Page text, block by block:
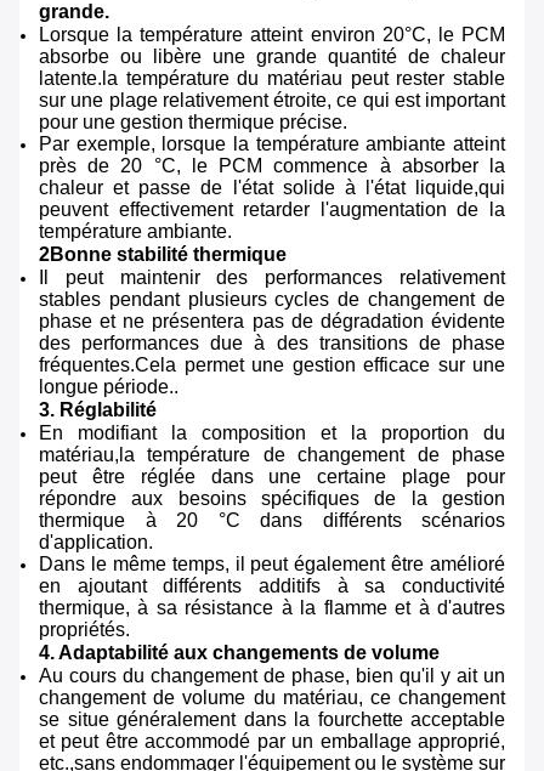
grande.
Lorsque la température atteint environ 20°C, le PCM
absorbe ou libère une grande quantité de chaleur
latente.la température du matériau peut rester stable
sur une plage relativement étroite, ce qui est important
pour une gestion thermique précise.
Par exemple, lorsque la température ambiante atteint
près de 20 °C, le PCM commence à absorber la
chaleur et passe de l'état solide à l'état liquide,qui
peuvent effectivement retarder l'augmentation de la
température ambiante.
2Bonne stabilité thermique
Il peut maintenir des performances relativement
stables pendant plusieurs cycles de changement de
phase et ne présentera pas de dégradation évidente
des performances due à des transitions de phase
fréquentes.Cela permet une gestion efficace sur une
longue période..
3. Réglabilité
En modifiant la composition et la proportion du
matériau,la température de changement de phase
peut être réglée dans une certaine plage pour
répondre aux besoins spécifiques de la gestion
thermique à 20 °C dans différents scénarios
d'application.
Dans le même temps, il peut également être amélioré
en ajoutant différents additifs à sa conductivité
thermique, à sa résistance à la flamme et à d'autres
propriétés.
4. Adaptabilité aux changements de volume
Au cours du changement de phase, bien qu'il y ait un
changement de volume du matériau, ce changement
se situe généralement dans la fourchette acceptable
et peut être accommodé par un emballage approprié,
etc.,sans endommager l'équipement ou le système sur